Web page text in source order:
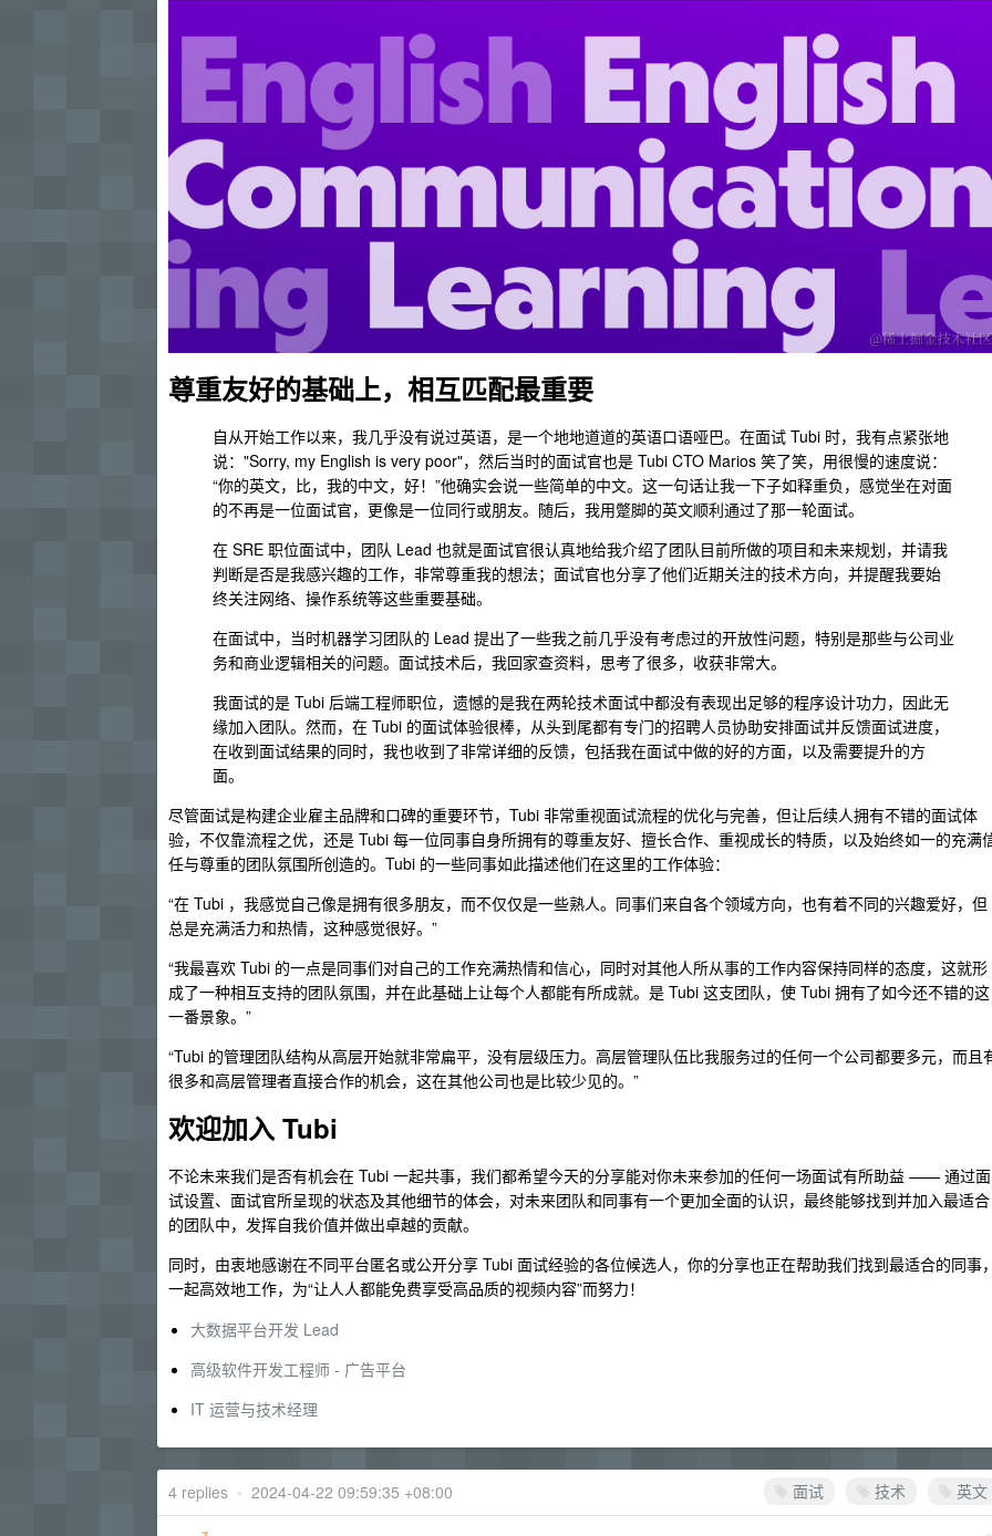
尊重友好的基础上，相互匹配最重要
自从开始工作以来，我几乎没有说过英语，是一个地地道道的英语口语哑巴。在面试 Tubi 时，我有点紧张地
说："Sorry, my English is very poor"，然后当时的面试官也是 Tubi CTO Marios 笑了笑，用很慢的速度说：
“你的英文，比，我的中文，好！”他确实会说一些简单的中文。这一句话让我一下子如释重负，感觉坐在对面
的不再是一位面试官，更像是一位同行或朋友。随后，我用蹩脚的英文顺利通过了那一轮面试。
在 SRE 职位面试中，团队 Lead 也就是面试官很认真地给我介绍了团队目前所做的项目和未来规划，并请我
判断是否是我感兴趣的工作，非常尊重我的想法；面试官也分享了他们近期关注的技术方向，并提醒我要始
终关注网络、操作系统等这些重要基础。
在面试中，当时机器学习团队的 Lead 提出了一些我之前几乎没有考虑过的开放性问题，特别是那些与公司业
务和商业逻辑相关的问题。面试技术后，我回家查资料，思考了很多，收获非常大。
我面试的是 Tubi 后端工程师职位，遗憾的是我在两轮技术面试中都没有表现出足够的程序设计功力，因此无
缘加入团队。然而，在 Tubi 的面试体验很棒，从头到尾都有专门的招聘人员协助安排面试并反馈面试进度，
在收到面试结果的同时，我也收到了非常详细的反馈，包括我在面试中做的好的方面，以及需要提升的方
面。
尽管面试是构建企业雇主品牌和口碑的重要环节，Tubi 非常重视面试流程的优化与完善，但让后续人拥有不错的面试体
验，不仅靠流程之优，还是 Tubi 每一位同事自身所拥有的尊重友好、擅长合作、重视成长的特质，以及始终如一的充满
任与尊重的团队氛围所创造的。Tubi 的一些同事如此描述他们在这里的工作体验：
“在 Tubi ，我感觉自己像是拥有很多朋友，而不仅仅是一些熟人。同事们来自各个领域方向，也有着不同的兴趣爱好，但
总是充满活力和热情，这种感觉很好。”
“我最喜欢 Tubi 的一点是同事们对自己的工作充满热情和信心，同时对其他人所从事的工作内容保持同样的态度，这就形
成了一种相互支持的团队氛围，并在此基础上让每个人都能有所成就。是 Tubi 这支团队，使 Tubi 拥有了如今还不错的这
一番景象。”
“Tubi 的管理团队结构从高层开始就非常扁平，没有层级压力。高层管理队伍比我服务过的任何一个公司都要多元，而且
很多和高层管理者直接合作的机会，这在其他公司也是比较少见的。”
欢迎加入 Tubi
不论未来我们是否有机会在 Tubi 一起共事，我们都希望今天的分享能对你未来参加的任何一场面试有所助益 —— 通过面
试设置、面试官所呈现的状态及其他细节的体会，对未来团队和同事有一个更加全面的认识，最终能够找到并加入最适合
的团队中，发挥自我价值并做出卓越的贡献。
同时，由衷地感谢在不同平台匿名或公开分享 Tubi 面试经验的各位候选人，你的分享也正在帮助我们找到最适合的同事
一起高效地工作，为“让人人都能免费享受高品质的视频内容”而努力！
大数据平台开发 Lead
高级软件开发工程师 - 广告平台
IT 运营与技术经理
面试 技术 英文
4 replies • 2024-04-22 09:59:35 +08:00